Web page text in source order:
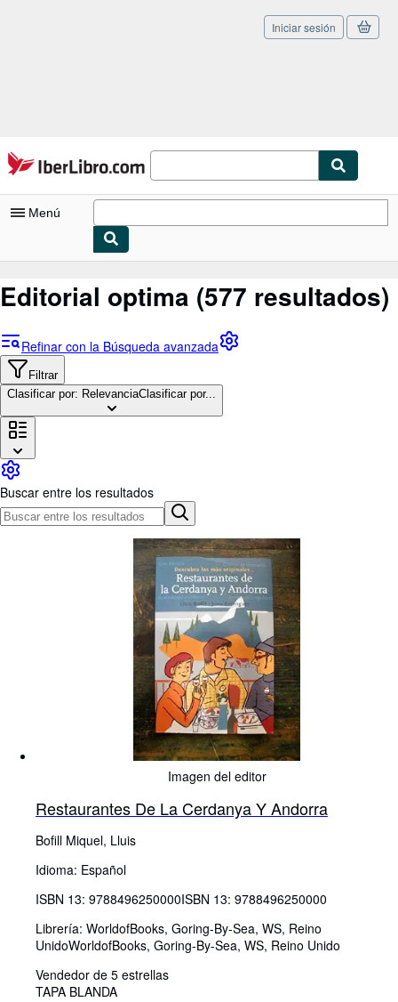
Pasar al contenido principal
IberLibro.com
Iniciar sesión
Menú
Consultar mis pedidos
Cerrar sesión
Búsqueda avanzada
Colecciones
Libros antiguos
Arte y coleccionismo
Vendedores
Comenzar a vender
CERRAR
Editorial optima (577 resultados)
Refinar con la Búsqueda avanzada
Filtrar
Clasificar por: RelevanciaClasificar por...
Buscar entre los resultados
Imagen del editor
Restaurantes De La Cerdanya Y Andorra
Bofill Miquel, Lluis
Idioma: Español
ISBN 13: 9788496250000ISBN 13: 9788496250000
Librería: WorldofBooks, Goring-By-Sea, WS, Reino
UnidoWorldofBooks, Goring-By-Sea, WS, Reino Unido
Vendedor de 5 estrellas
TAPA BLANDA